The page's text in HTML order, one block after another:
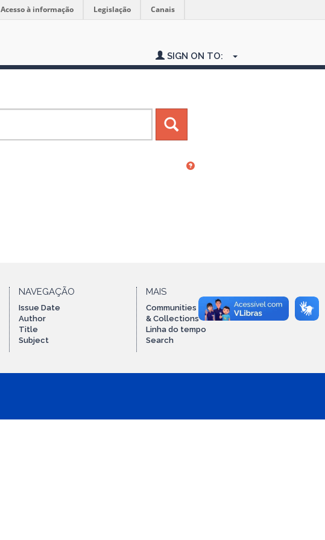
Acesso à informação Legislação Canais
SIGN ON TO:
NAVEGAÇÃO
Issue Date
Author
Title
Subject
MAIS
Communities
& Collections
Linha do tempo
Search